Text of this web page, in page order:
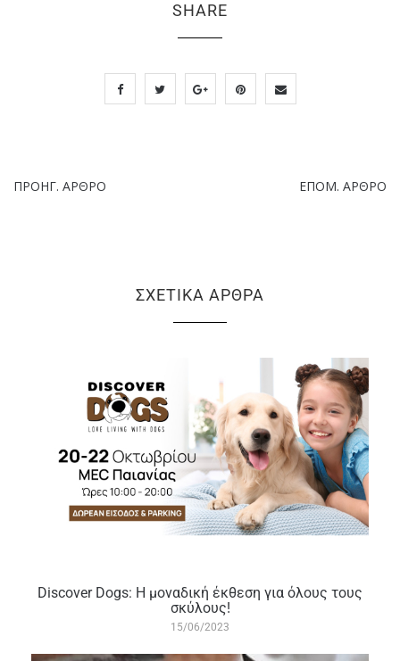
SHARE
ΠΡΟΗΓ. ΆΡΘΡΟ ΕΠΌΜ. ΆΡΘΡΟ
ΣΧΕΤΙΚΆ ΆΡΘΡΑ
Discover Dogs: Η μοναδική έκθεση για όλους τους
σκύλους!
15/06/2023